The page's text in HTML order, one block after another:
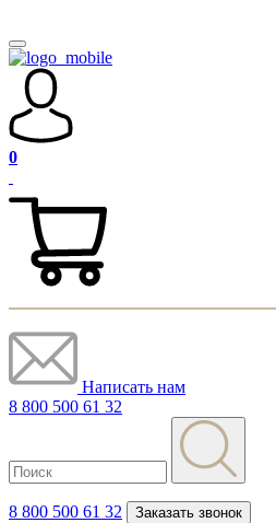
0
Написать нам
8 800 500 61 32
8 800 500 61 32 Заказать звонок